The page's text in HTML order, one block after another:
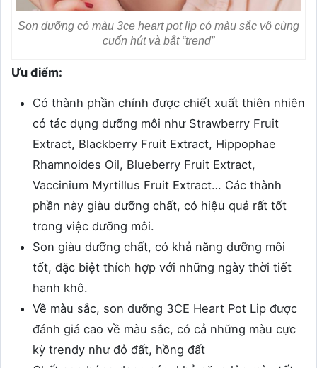
Son dưỡng có màu 3ce heart pot lip có màu sắc vô cùng
cuốn hút và bắt “trend”
Ưu điểm:
Có thành phần chính được chiết xuất thiên nhiên
có tác dụng dưỡng môi như Strawberry Fruit
Extract, Blackberry Fruit Extract, Hippophae
Rhamnoides Oil, Blueberry Fruit Extract,
Vaccinium Myrtillus Fruit Extract… Các thành
phần này giàu dưỡng chất, có hiệu quả rất tốt
trong việc dưỡng môi.
Son giàu dưỡng chất, có khả năng dưỡng môi
tốt, đặc biệt thích hợp với những ngày thời tiết
hanh khô.
Về màu sắc, son dưỡng 3CE Heart Pot Lip được
đánh giá cao về màu sắc, có cả những màu cực
kỳ trendy như đỏ đất, hồng đất